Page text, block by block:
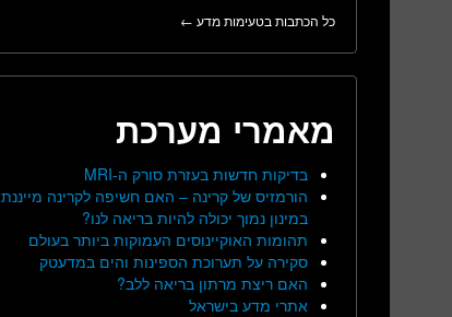
כל הכתבות בטעימות מדע ←
מאמרי מערכת
בדיקות חדשות בעזרת סורק ה-MRI
הורמזיס של קרינה – האם חשיפה לקרינה מייננת
במינון נמוך יכולה להיות בריאה לנו?
תהומות האוקיינוסים העמוקות ביותר בעולם
סקירה על תערוכת הספינות והים במדעטק
האם ריצת מרתון בריאה ללב?
אתרי מדע בישראל